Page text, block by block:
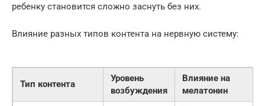
ребенку становится сложно заснуть без них.
Влияние разных типов контента на нервную систему:
Тип контента
Уровень
возбуждения
Влияние на
мелатонин